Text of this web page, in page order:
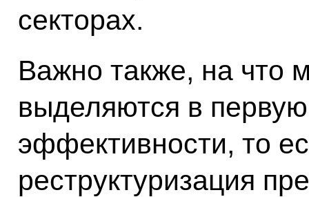
секторах.
Важно также, на что
выделяются в
эффективности, то
реструктуризация